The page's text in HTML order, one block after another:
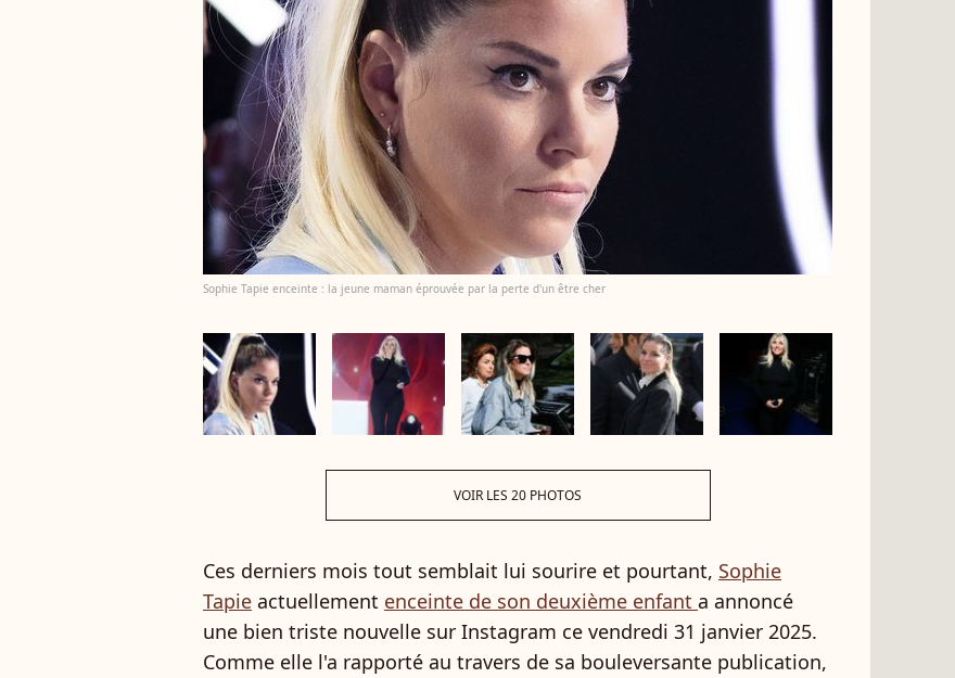
Sophie Tapie enceinte : la jeune maman éprouvée par la perte d'un être cher
VOIR LES 20 PHOTOS
Ces derniers mois tout semblait lui sourire et pourtant, Sophie
Tapie actuellement enceinte de son deuxième enfant a annoncé
une bien triste nouvelle sur Instagram ce vendredi 31 janvier 2025.
Comme elle l'a rapporté au travers de sa bouleversante publication,